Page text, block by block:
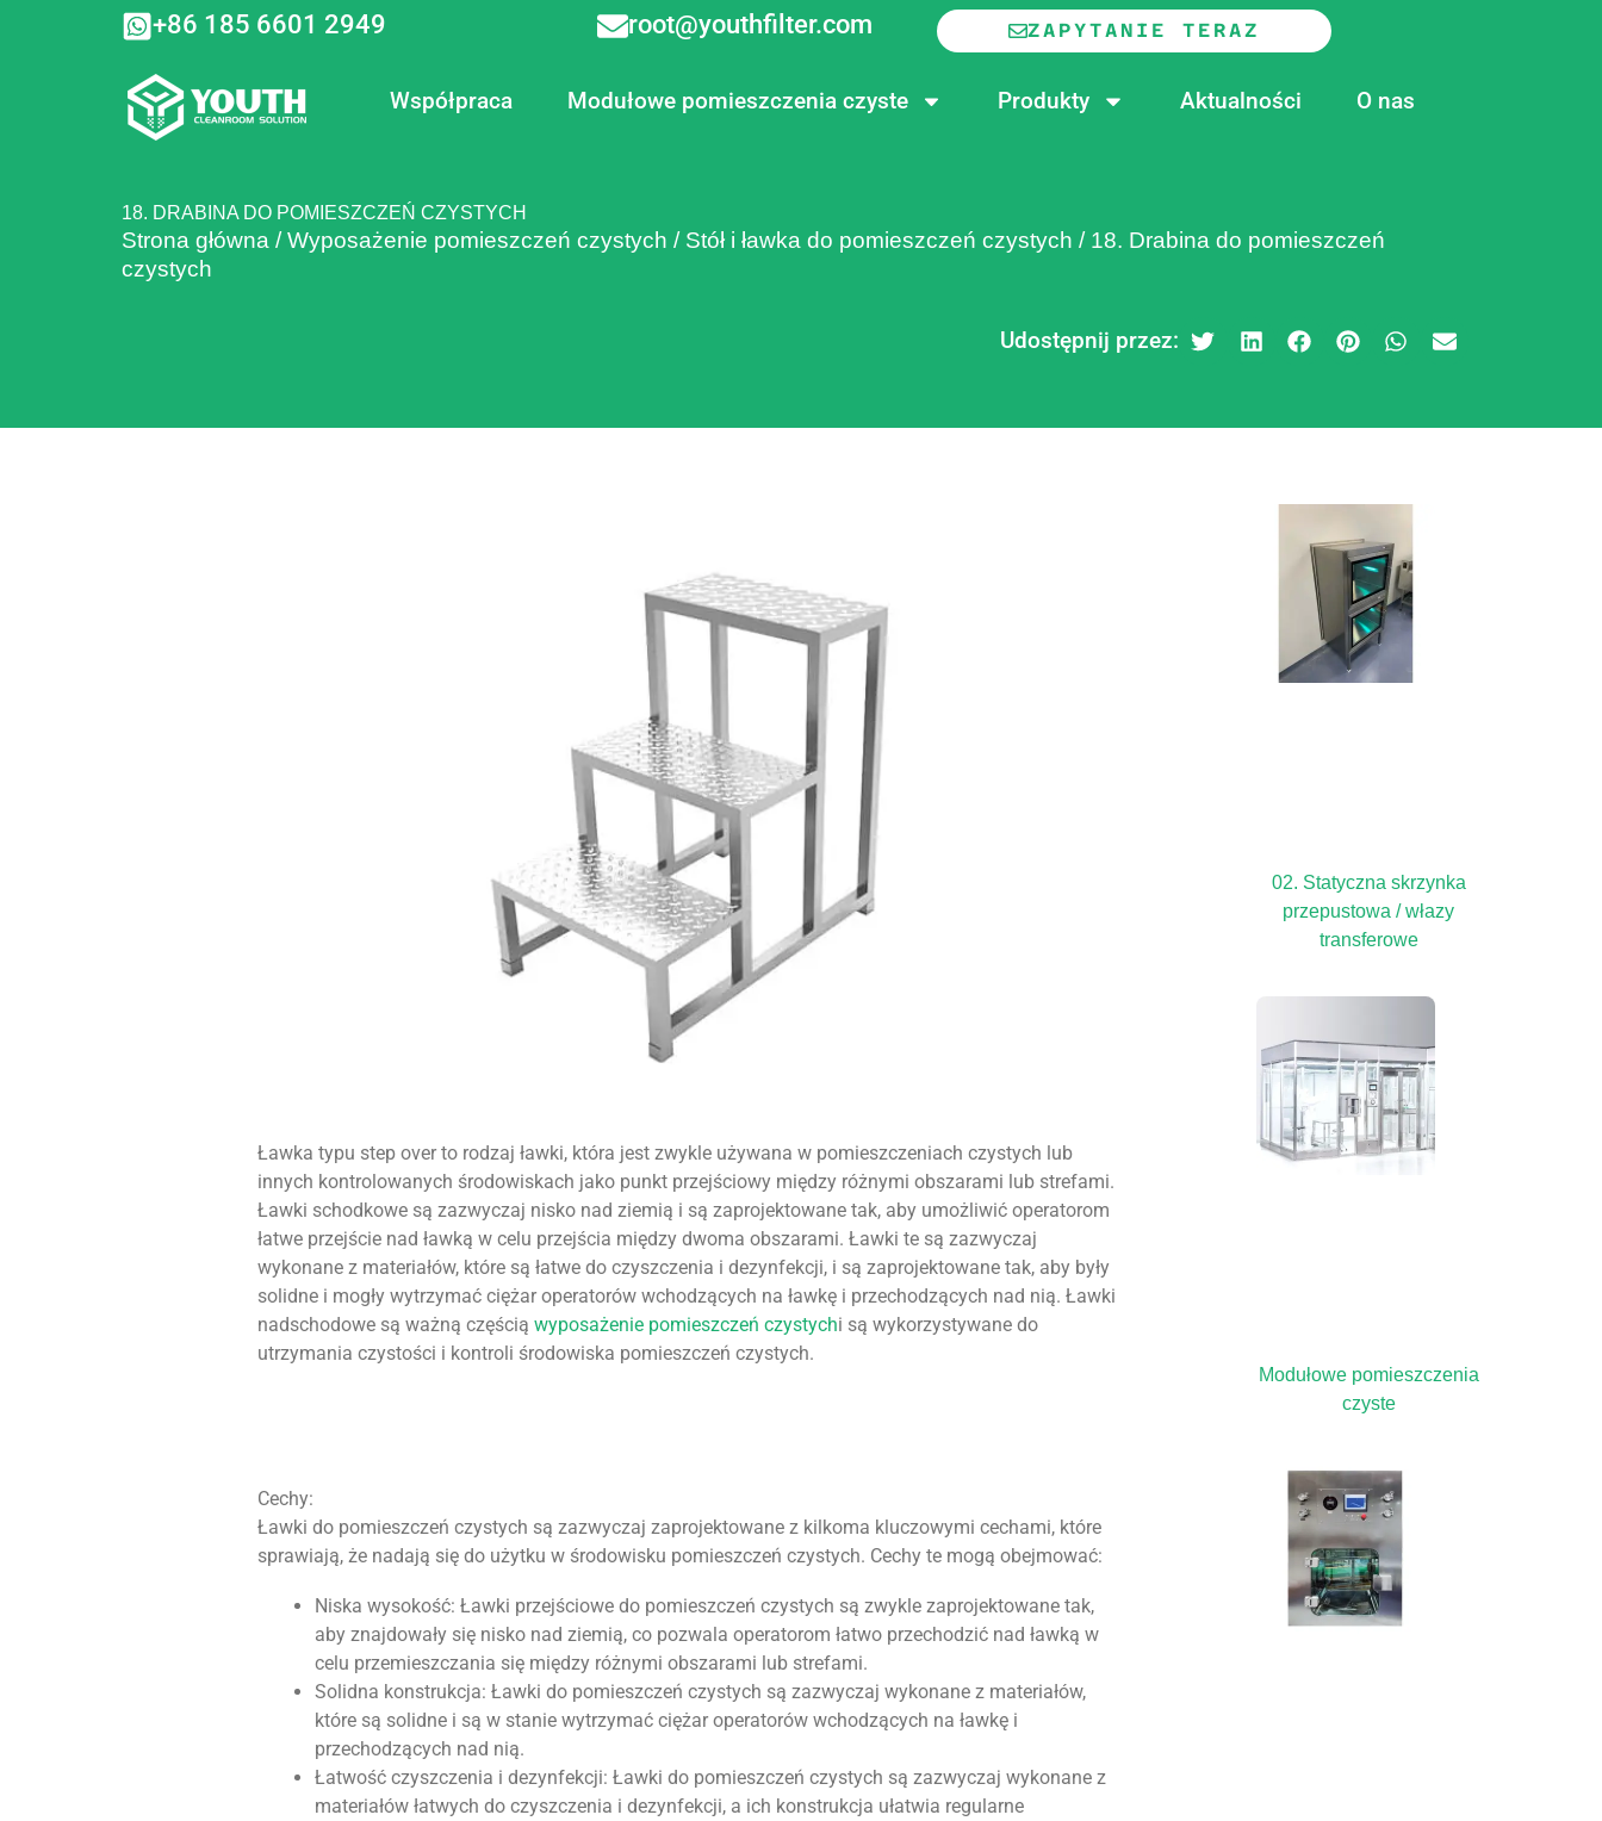
+86 185 6601 2949 root@youthfilter.com ZAPYTANIE TERAZ
Współpraca Modułowe pomieszczenia czyste Produkty Aktualności O nas
18. DRABINA DO POMIESZCZEŃ CZYSTYCH
Strona główna /Wyposażenie pomieszczeń czystych / Stół i ławka do pomieszczeń czystych / 18. Drabina do pomieszczeń
czystych
Udostępnij przez:
Ławka typu step over to rodzaj ławki, która jest zwykle używana w pomieszczeniach czystych lub
innych kontrolowanych środowiskach jako punkt przejściowy między różnymi obszarami lub strefami.
Ławki schodkowe są zazwyczaj nisko nad ziemią i są zaprojektowane tak, aby umożliwić operatorom
łatwe przejście nad ławką w celu przejścia między dwoma obszarami. Ławki te są zazwyczaj
wykonane z materiałów, które są łatwe do czyszczenia i dezynfekcji, i są zaprojektowane tak, aby były
solidne i mogły wytrzymać ciężar operatorów wchodzących na ławkę i przechodzących nad nią. Ławki
nadschodowe są ważną częściąwyposażenie pomieszczeń czystychi są wykorzystywane do
utrzymania czystości i kontroli środowiska pomieszczeń czystych.
Cechy:
Ławki do pomieszczeń czystych są zazwyczaj zaprojektowane z kilkoma kluczowymi cechami, które
sprawiają, że nadają się do użytku w środowisku pomieszczeń czystych. Cechy te mogą obejmować:
Niska wysokość: Ławki przejściowe do pomieszczeń czystych są zwykle zaprojektowane tak,
aby znajdowały się nisko nad ziemią, co pozwala operatorom łatwo przechodzić nad ławką w
celu przemieszczania się między różnymi obszarami lub strefami.
Solidna konstrukcja: Ławki do pomieszczeń czystych są zazwyczaj wykonane z materiałów,
które są solidne i są w stanie wytrzymać ciężar operatorów wchodzących na ławkę i
przechodzących nad nią.
Łatwość czyszczenia i dezynfekcji: Ławki do pomieszczeń czystych są zazwyczaj wykonane z
materiałów łatwych do czyszczenia i dezynfekcji, a ich konstrukcja ułatwia regularne
02. Statyczna skrzynka
przepustowa / włazy
transferowe
Modułowe pomieszczenia
czyste